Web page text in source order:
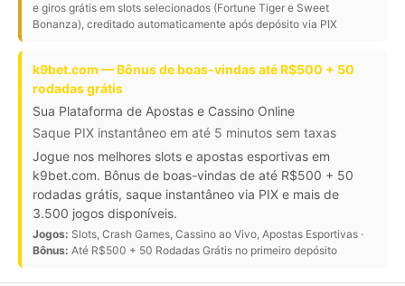
e giros grátis em slots selecionados (Fortune Tiger e Sweet
Bonanza), creditado automaticamente após depósito via PIX
k9bet.com — Bônus de boas-vindas até R$500 + 50
rodadas grátis
Sua Plataforma de Apostas e Cassino Online
Saque PIX instantâneo em até 5 minutos sem taxas
Jogue nos melhores slots e apostas esportivas em
k9bet.com. Bônus de boas-vindas de até R$500 + 50
rodadas grátis, saque instantâneo via PIX e mais de
3.500 jogos disponíveis.
Jogos: Slots, Crash Games, Cassino ao Vivo, Apostas Esportivas ·
Bônus: Até R$500 + 50 Rodadas Grátis no primeiro depósito